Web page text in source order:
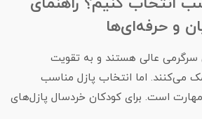
و حرفه‌ای‌ها
سرگرمی عالی هستند و به تقویت
می‌کنند. اما انتخاب پازل مناسب
است. برای کودکان خردسال پازل‌های